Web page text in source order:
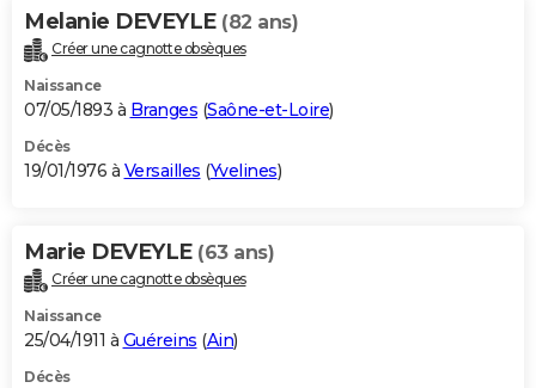
Melanie DEVEYLE (82 ans)
Créer une cagnotte obsèques
Naissance
07/05/1893 à Branges (Saône-et-Loire)
Décès
19/01/1976 à Versailles (Yvelines)
Marie DEVEYLE (63 ans)
Créer une cagnotte obsèques
Naissance
25/04/1911 à Guéreins (Ain)
Décès